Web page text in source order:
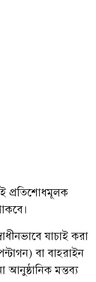
প্রতিশোধমূলক
যাচাই করা
বা বাহরাইন
মন্তব্য